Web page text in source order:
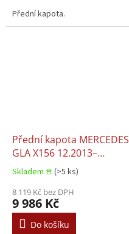
Přední kapota.
Přední kapota MERCEDES
GLA X156 12.2013–
12.2019
Skladem 𖠿 (>5 ks)
8 119 Kč bez DPH
9 986 Kč
Do košíku